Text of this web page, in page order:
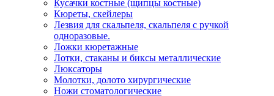
Кусачки костные (щипцы костные)
Кюреты, скейлеры
Лезвия для скальпеля, скальпеля с ручкой
одноразовые.
Ложки кюретажные
Лотки, стаканы и биксы металлические
Люксаторы
Молотки, долото хирургические
Ножи стоматологические